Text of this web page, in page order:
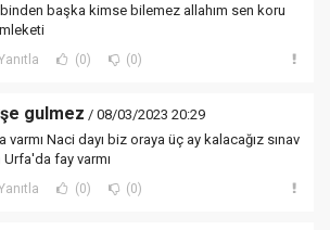
başka kimse bilemez allahım sen koru
(0) (0)
gulmez / 08/03/2023 20:29
varmı Naci dayı biz oraya üç ay kalacağız sınav
Urfa'da fay varmı
(0) (0)